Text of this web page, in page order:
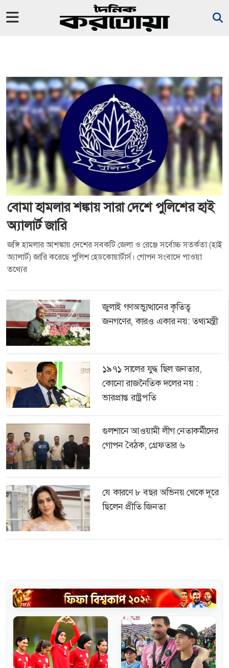
বোমা হামলার শঙ্কায় সারা দেশে পুলিশের হাই
অ্যালার্ট জারি
জঙ্গি হামলার আশঙ্কায় দেশের সবকটি জেলা ও রেঞ্জে সর্বোচ্চ সতর্কতা (হাই
অ্যালার্ট) জারি করেছে পুলিশ হেডকোয়ার্টার্স। গোপন সংবাদে পাওয়া
তথ্যের
জুলাই গণঅভ্যুত্থানের কৃতিত্ব
জনগণের, কারও একার নয়: তথ্যমন্ত্রী
১৯৭১ সালের যুদ্ধ ছিল জনতার,
কোনো রাজনৈতিক দলের নয় :
ভারপ্রাপ্ত রাষ্ট্রপতি
গুলশানে আওয়ামী লীগ নেতাকর্মীদের
গোপন বৈঠক, গ্রেফতার ৬
যে কারণে ৮ বছর অভিনয় থেকে দূরে
ছিলেন প্রীতি জিনতা